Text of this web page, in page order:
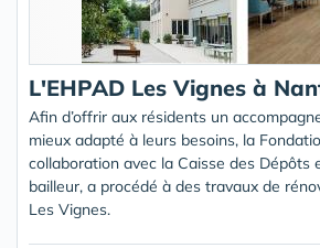
L'EHPAD Les Vignes à
Afin d’offrir aux résidents un
mieux adapté à leurs besoins, la
collaboration avec la Caisse des Dépôts
bailleur, a procédé à des travaux de
Les Vignes.